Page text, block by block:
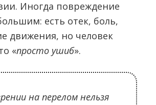
Иногда повреждение
есть отек, боль,
движения, но человек
«просто ушиб».
на перелом нельзя